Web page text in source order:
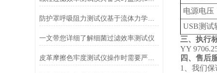
防护罩呼吸阻力测试仪基于流体力学与压力传感技术
一文带您详细了解细菌过滤效率测试仪
皮革摩擦色牢度测试仪操作时需要严格遵循规程
电源电压
USB测试
三、执行
YY
四、售后
1、我们保